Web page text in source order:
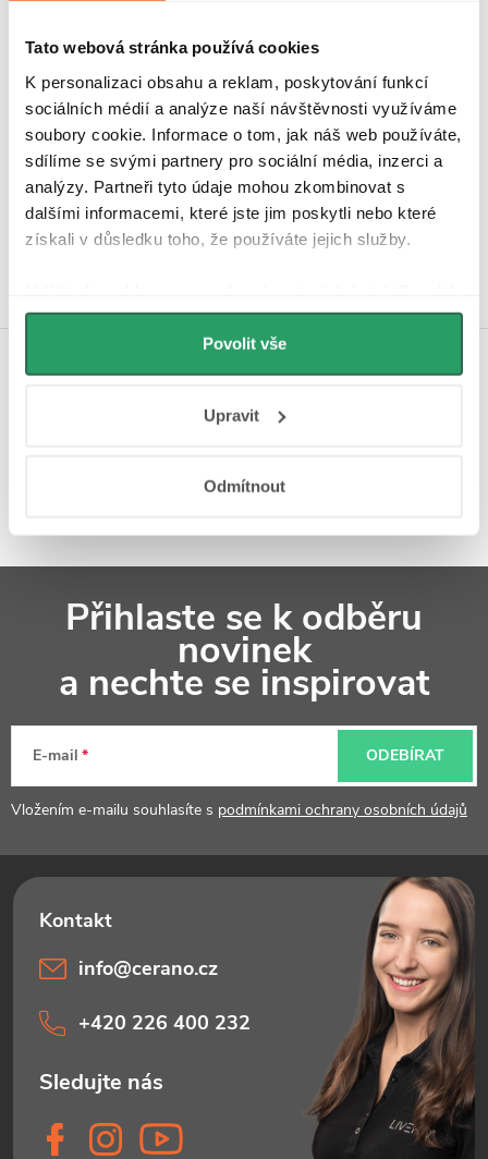
Tato webová stránka používá cookies
K personalizaci obsahu a reklam, poskytování funkcí
sociálních médií a analýze naší návštěvnosti využíváme
soubory cookie. Informace o tom, jak náš web používáte,
sdílíme se svými partnery pro sociální média, inzerci a
analýzy. Partneři tyto údaje mohou zkombinovat s
dalšími informacemi, které jste jim poskytli nebo které
získali v důsledku toho, že používáte jejich služby.
můžeme používat cookies pro analytiku a
personalizovanou reklamu. Jak Google zpracovává
osobní údaje najdete na stránkách
Povolit vše
Upravit
Odmítnout
4,9 Hodnocení zákazníků
4340 hodnocení
Zobrazit recenze
Koupelnová inspirace na
Instagramu
a
Přihlaste se k odběru
novinek
a nechte se inspirovat
E-mail
Vložením e-mailu souhlasíte s podmínkami ochrany osobních údajů
ODEBÍRAT
info@cerano.cz
+420 226 400 232